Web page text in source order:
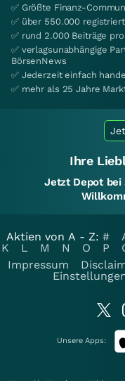
✅ Größte Finanz-
✅ über 550.000
✅ rund 2.000 Beiträge pro
✅ verlagsunabhängige
BörsenNews
✅ Jederzeit einfach
✅ mehr als 25 Jahre
Ihre
Jetzt Depot bei
Aktien von A - Z: #
K
L M N O P
Impressum
Unsere Apps: